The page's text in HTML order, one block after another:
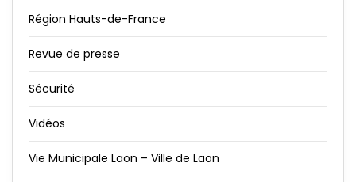
Région Hauts-de-France
Revue de presse
Sécurité
Vidéos
Vie Municipale Laon – Ville de Laon